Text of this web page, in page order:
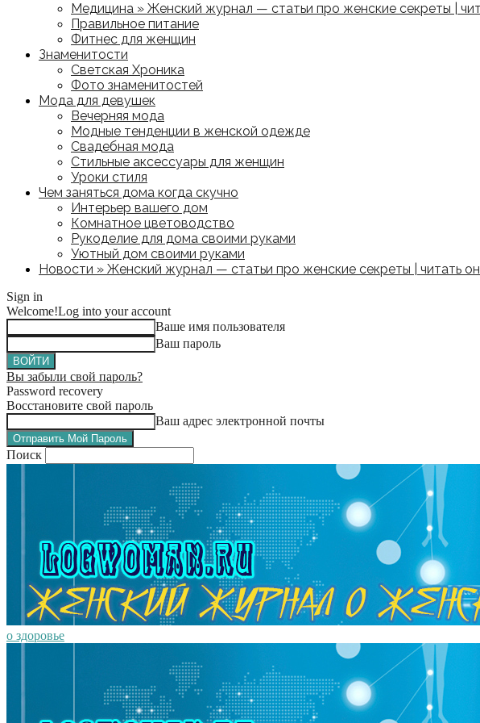
Медицина » Женский журнал — статьи про женские секреты |
Правильное питание
Фитнес для женщин
Знаменитости
Светская Хроника
Фото знаменитостей
Мода для девушек
Вечерняя мода
Модные тенденции в женской одежде
Свадебная мода
Стильные аксессуары для женщин
Уроки стиля
Чем заняться дома когда скучно
Интерьер вашего дом
Комнатное цветоводство
Рукоделие для дома своими руками
Уютный дом своими руками
Новости » Женский журнал — статьи про женские секреты | читать
Sign in
Welcome!Log into your account
Ваше имя пользователя
Ваш пароль
Вы забыли свой пароль?
Password recovery
Восстановите свой пароль
Ваш адрес электронной почты
Поиск
о здоровье